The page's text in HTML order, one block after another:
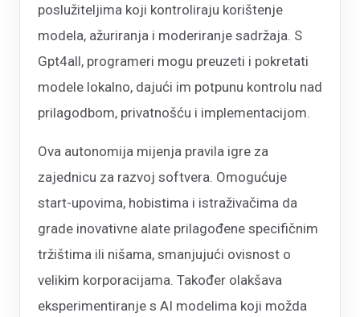
poslužiteljima koji kontroliraju korištenje
modela, ažuriranja i moderiranje sadržaja. S
Gpt4all, programeri mogu preuzeti i pokretati
modele lokalno, dajući im potpunu kontrolu nad
prilagodbom, privatnošću i implementacijom.
Ova autonomija mijenja pravila igre za
zajednicu za razvoj softvera. Omogućuje
start-upovima, hobistima i istraživačima da
grade inovativne alate prilagođene specifičnim
tržištima ili nišama, smanjujući ovisnost o
velikim korporacijama. Također olakšava
eksperimentiranje s AI modelima koji možda